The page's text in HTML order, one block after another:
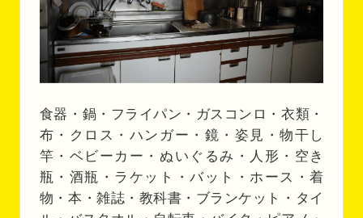
食器・鍋・フライパン・ガスコンロ・衣類・
布・クロス・ハンガー・鏡・姿見・物干し
竿・ベビーカー・ぬいぐるみ・人形・空き
瓶・酒瓶・ラケット・バット・ホース・着
物・本・雑誌・教科書・ブランケット・タイ